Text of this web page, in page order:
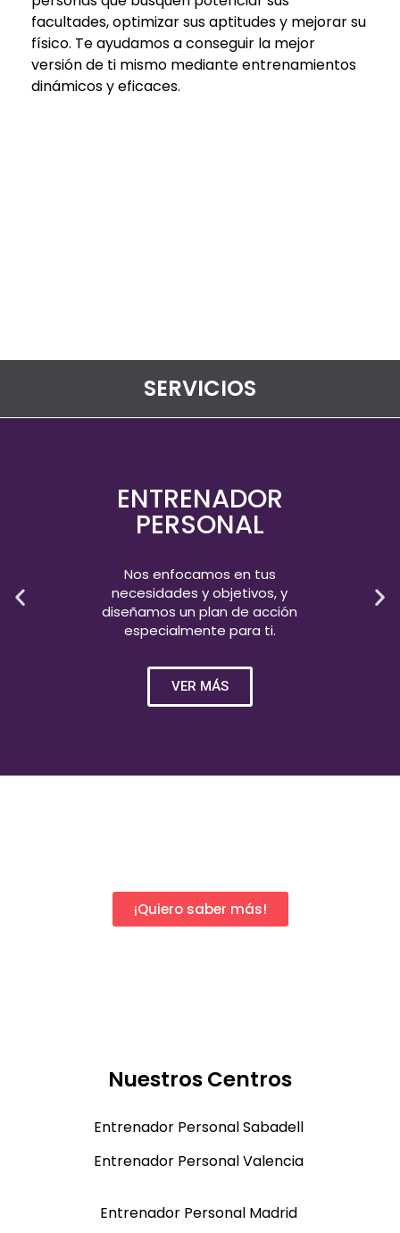
facultades, optimizar sus aptitudes y mejorar su
físico. Te ayudamos a conseguir la mejor
versión de ti mismo mediante entrenamientos
dinámicos y eficaces.
SERVICIOS
ENTRENADOR
PERSONAL
Nos enfocamos en tus
necesidades y objetivos, y
diseñamos un plan de acción
especialmente para ti.
VER MÁS
¡Quiero saber más!
Nuestros Centros
Entrenador Personal Sabadell
Entrenador Personal Valencia
Entrenador Personal Madrid